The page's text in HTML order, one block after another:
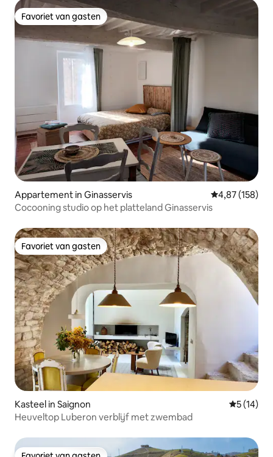
Favoriet van gasten
Favoriet van gasten
Appartement in Ginasservis Gemiddelde
4,87 (158)
Cocooning studio op het platteland Ginasservis
Favoriet van gasten
Favoriet van gasten
Kasteel in Saignon
5 (14)
Heuveltop Luberon verblijf met zwembad